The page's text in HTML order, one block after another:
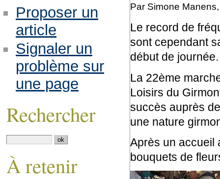
Par Simone
Le record de
sont cependant
début de journée.
La 22ème
Loisirs du
succès auprès
une nature
Après un accueil
bouquets de
Proposer un
article
Signaler un
problème sur
une page
Rechercher
À retenir